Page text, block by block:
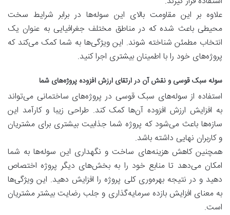
علاوه بر این مقاومت بالای این سوله‌ها در برابر شرایط سخت
محیطی باعث شده که در مناطق مختلف جغرافیایی به عنوان یک
انتخاب مطمئن شناخته شوند. این ویژگی‌ها به شما کمک می‌کند که
پروژه‌های خود را با اطمینان بیشتری اجرا کنید.
سوله سبک قوسی و نقش آن در ارتقای ارزش افزوده پروژه‌های شما
استفاده از سوله‌های سبک قوسی در پروژه‌های ساختمانی می‌تواند
به افزایش ارزش افزوده آن‌ها کمک کند. طراحی زیبا و کارآمد این
سازه‌ها باعث می‌شود که پروژه شما جذابیت بیشتری برای مشتریان
و کاربران نهایی داشته باشد.
همچنین کاهش هزینه‌های ساخت و نگهداری این سوله‌ها به شما
امکان می‌دهد تا منابع خود را به بخش‌های دیگر پروژه اختصاص
دهید و در نتیجه بهره‌وری کلی پروژه را افزایش دهید. این ویژگی‌ها
به معنای افزایش بازده سرمایه‌گذاری و جلب رضایت بیشتر مشتریان
است.